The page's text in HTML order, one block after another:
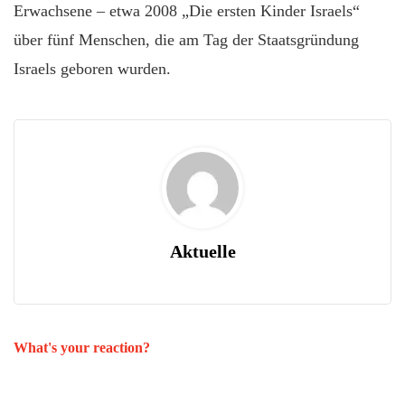
Erwachsene – etwa 2008 „Die ersten Kinder Israels“
über fünf Menschen, die am Tag der Staatsgründung
Israels geboren wurden.
Aktuelle
What's your reaction?